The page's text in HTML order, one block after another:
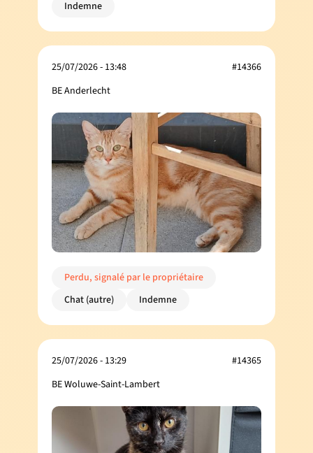
Indemne
25/07/2026 - 13:48
BE Anderlecht
#14366
Perdu, signalé par le propriétaire
Chat (autre)
Indemne
25/07/2026 - 13:29
BE Woluwe-Saint-Lambert
#14365